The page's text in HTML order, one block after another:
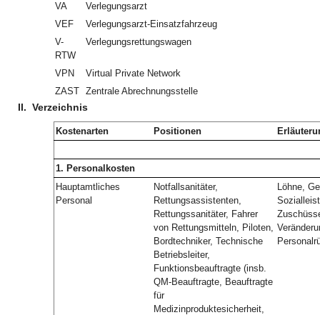
VA
Verlegungsarzt
VEF
Verlegungsarzt-Einsatzfahrzeug
V-
RTW
Verlegungsrettungswagen
VPN
Virtual Private Network
ZAST Zentrale Abrechnungsstelle
II. Verzeichnis
Kostenarten Positionen
1. Personalkosten
Hauptamtliches
Personal
Notfallsanitäter,
Rettungsassistenten,
Rettungssanitäter, Fahrer
von Rettungsmitteln, Piloten,
Bordtechniker, Technische
Betriebsleiter,
Funktionsbeauftragte (insb.
QM-Beauftragte, Beauftragte
für
Medizinproduktesicherheit,
Löhne,